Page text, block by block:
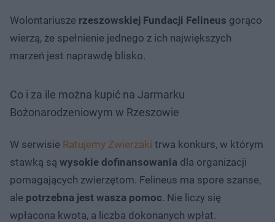
Wolontariusze rzeszowskiej Fundacji Felineus gorąco
wierzą, że spełnienie jednego z ich największych
marzeń jest naprawdę blisko.
Co i za ile można kupić na Jarmarku
Bożonarodzeniowym w Rzeszowie
W serwisie Ratujemy Zwierzaki trwa konkurs, w którym
stawką są wysokie dofinansowania dla organizacji
pomagających zwierzętom. Felineus ma spore szanse,
ale potrzebna jest wasza pomoc. Nie liczy się
wpłacona kwota, a liczba dokonanych wpłat.